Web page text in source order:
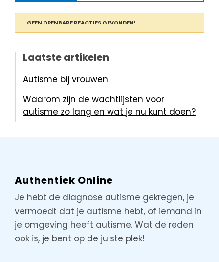
GEEN OPENBARE REACTIES GEVONDEN!
Laatste artikelen
Autisme bij vrouwen
Waarom zijn de wachtlijsten voor
autisme zo lang en wat je nu kunt doen?
Authentiek Online
Je hebt de diagnose autisme gekregen, je
vermoedt dat je autisme hebt, of iemand in
je omgeving heeft autisme. Wat de reden
ook is, je bent op de juiste plek!